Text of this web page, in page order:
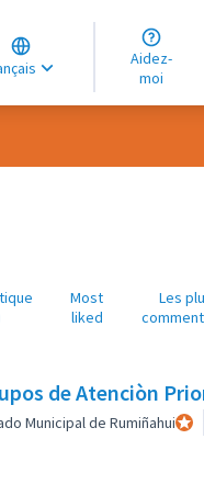
Choose language
Choisir la langue
Elegir el idioma
Aidez-
moi
Most
liked
Les
de Atenciòn
Municipal de Rumiñahui